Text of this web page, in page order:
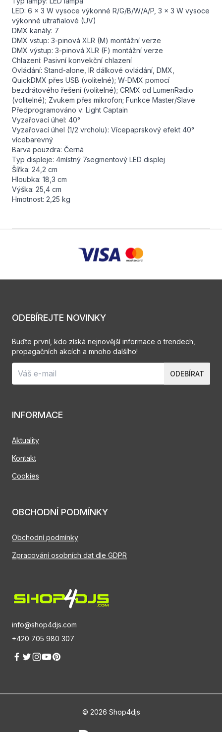
LED: 6 x 3 W vysoce výkonné R/G/B/W/A/P, 3 x 3 W vysoce
výkonné ultrafialové (UV)
DMX kanály: 7
DMX vstup: 3-pinová XLR (M) montážní verze
DMX výstup: 3-pinová XLR (F) montážní verze
Chlazení: Pasivní konvekční chlazení
Ovládání: Stand-alone, IR dálkové ovládání, DMX,
QuickDMX přes USB (volitelné); W-DMX pomocí
bezdrátového řešení (volitelné); CRMX od LumenRadio
(volitelné); Zvukem přes mikrofon; Funkce Master/Slave
Předprogramováno v: Light Captain
Vyzařovací úhel: 40°
Vyzařovací úhel (1/2 vrcholu): Vícepaprskový efekt 40°
vícebarevný
Barva pouzdra: Černá
Typ displeje: 4místný 7segmentový LED displej
Šířka: 24,2 cm
Hloubka: 18,3 cm
Výška: 25,4 cm
Hmotnost: 2,25 kg
info@shop4djs.com
+420 705 980 307
INFORMACE
Aktuality
Kontakt
Cookies
OBCHODNÍ PODMÍNKY
Obchodní podmínky
Zpracování osobních dat dle GDPR
ODEBÍREJTE NOVINKY
Buďte první, kdo získá nejnovější informace o trendech,
propagačních akcích a mnoho dalšího!
ODEBÍRAT
© 2026 Shop4djs